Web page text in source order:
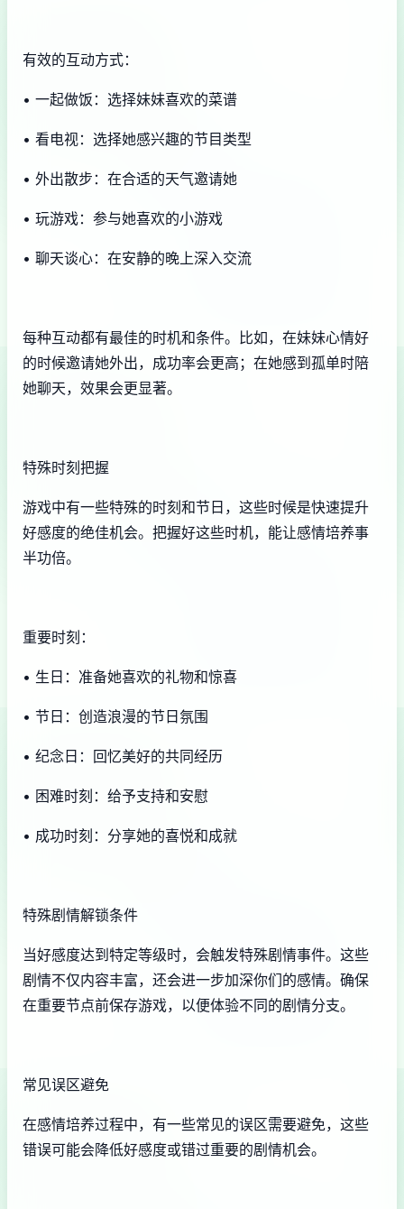
有效的互动方式：
• 一起做饭：选择妹妹喜欢的菜谱
• 看电视：选择她感兴趣的节目类型
• 外出散步：在合适的天气邀请她
• 玩游戏：参与她喜欢的小游戏
• 聊天谈心：在安静的晚上深入交流
每种互动都有最佳的时机和条件。比如，在妹妹心情好
的时候邀请她外出，成功率会更高；在她感到孤单时陪
她聊天，效果会更显著。
特殊时刻把握
游戏中有一些特殊的时刻和节日，这些时候是快速提升
好感度的绝佳机会。把握好这些时机，能让感情培养事
半功倍。
重要时刻：
• 生日：准备她喜欢的礼物和惊喜
• 节日：创造浪漫的节日氛围
• 纪念日：回忆美好的共同经历
• 困难时刻：给予支持和安慰
• 成功时刻：分享她的喜悦和成就
特殊剧情解锁条件
当好感度达到特定等级时，会触发特殊剧情事件。这些
剧情不仅内容丰富，还会进一步加深你们的感情。确保
在重要节点前保存游戏，以便体验不同的剧情分支。
常见误区避免
在感情培养过程中，有一些常见的误区需要避免，这些
错误可能会降低好感度或错过重要的剧情机会。